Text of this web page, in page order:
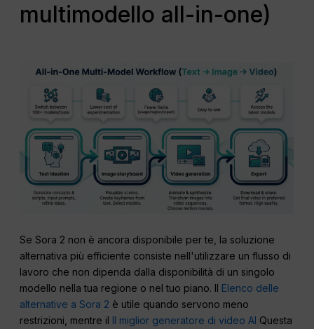
multimodello all-in-one)
Se Sora 2 non è ancora disponibile per te, la soluzione
alternativa più efficiente consiste nell'utilizzare un flusso di
lavoro che non dipenda dalla disponibilità di un singolo
modello nella tua regione o nel tuo piano. Il Elenco delle
alternative a Sora 2 è utile quando servono meno
restrizioni, mentre il Il miglior generatore di video AI Questa